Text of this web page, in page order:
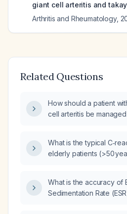
giant cell arteritis and
Arthritis and Rheumatology,
Related Questions
How should a patient
cell arteritis be
What is the typical
elderly patients (>50
What is the accuracy of
Sedimentation Rate